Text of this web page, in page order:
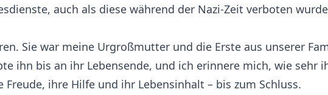
auch als diese während der Nazi-Zeit verboten
Sie war meine Urgroßmutter und die Erste aus unserer
ihn bis an ihr Lebensende, und ich erinnere mich, wie
Freude, ihre Hilfe und ihr Lebensinhalt – bis zum Schluss.